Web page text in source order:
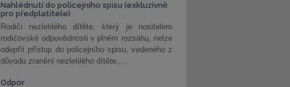
Nahlédnutí do policejního spisu (exkluzivně
pro předplatitele)
Rodiči nezletilého dítěte, který je nositelem
rodičovské odpovědnosti v plném rozsahu, nelze
odepřít přístup do policejního spisu, vedeného z
důvodu zranění nezletilého dítěte,...
Odpor